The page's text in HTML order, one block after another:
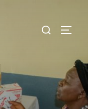
Rechercher :